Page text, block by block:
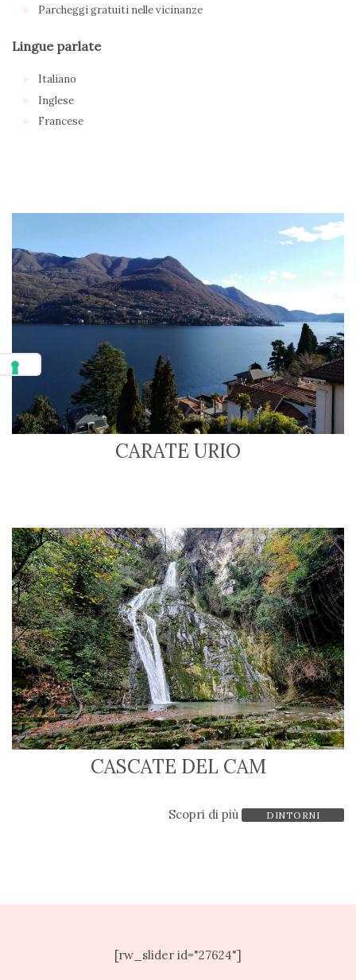
Parcheggi gratuiti nelle vicinanze
Lingue parlate
Italiano
Inglese
Francese
CARATE URIO
CASCATE DEL CAM
Scopri di più DINTORNI
[rw_slider id="27624"]